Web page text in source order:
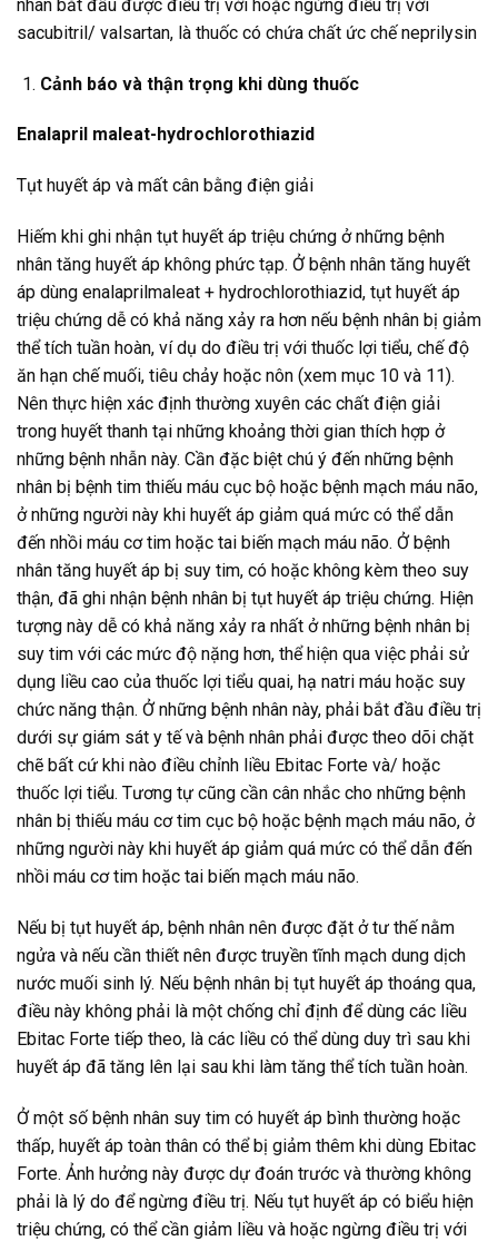
nhân bắt đầu được điều trị với hoặc ngừng điều trị với
sacubitril/ valsartan, là thuốc có chứa chất ức chế neprilysin
Cảnh báo và thận trọng khi dùng thuốc
Enalapril maleat-hydrochlorothiazid
Tụt huyết áp và mất cân bằng điện giải
Hiếm khi ghi nhận tụt huyết áp triệu chứng ở những bệnh
nhân tăng huyết áp không phức tạp. Ở bệnh nhân tăng huyết
áp dùng enalaprilmaleat + hydrochlorothiazid, tụt huyết áp
triệu chứng dễ có khả năng xảy ra hơn nếu bệnh nhân bị giảm
thể tích tuần hoàn, ví dụ do điều trị với thuốc lợi tiểu, chế độ
ăn hạn chế muối, tiêu chảy hoặc nôn (xem mục 10 và 11).
Nên thực hiện xác định thường xuyên các chất điện giải
trong huyết thanh tại những khoảng thời gian thích hợp ở
những bệnh nhẫn này. Cần đặc biệt chú ý đến những bệnh
nhân bị bệnh tim thiếu máu cục bộ hoặc bệnh mạch máu não,
ở những người này khi huyết áp giảm quá mức có thể dẫn
đến nhồi máu cơ tim hoặc tai biến mạch máu não. Ở bệnh
nhân tăng huyết áp bị suy tim, có hoặc không kèm theo suy
thận, đã ghi nhận bệnh nhân bị tụt huyết áp triệu chứng. Hiện
tượng này dễ có khả năng xảy ra nhất ở những bệnh nhân bị
suy tim với các mức độ nặng hơn, thể hiện qua việc phải sử
dụng liều cao của thuốc lợi tiểu quai, hạ natri máu hoặc suy
chức năng thận. Ở những bệnh nhân này, phải bắt đầu điều trị
dưới sự giám sát y tế và bệnh nhân phải được theo dõi chặt
chẽ bất cứ khi nào điều chỉnh liều Ebitac Forte và/ hoặc
thuốc lợi tiểu. Tương tự cũng cần cân nhắc cho những bệnh
nhân bị thiếu máu cơ tim cục bộ hoặc bệnh mạch máu não, ở
những người này khi huyết áp giảm quá mức có thể dẫn đến
nhồi máu cơ tim hoặc tai biến mạch máu não.
Nếu bị tụt huyết áp, bệnh nhân nên được đặt ở tư thế nằm
ngửa và nếu cần thiết nên được truyền tĩnh mạch dung dịch
nước muối sinh lý. Nếu bệnh nhân bị tụt huyết áp thoáng qua,
điều này không phải là một chống chỉ định để dùng các liều
Ebitac Forte tiếp theo, là các liều có thể dùng duy trì sau khi
huyết áp đã tăng lên lại sau khi làm tăng thể tích tuần hoàn.
Ở một số bệnh nhân suy tim có huyết áp bình thường hoặc
thấp, huyết áp toàn thân có thể bị giảm thêm khi dùng Ebitac
Forte. Ảnh hưởng này được dự đoán trước và thường không
phải là lý do để ngừng điều trị. Nếu tụt huyết áp có biểu hiện
triệu chứng, có thể cần giảm liều và hoặc ngừng điều trị với